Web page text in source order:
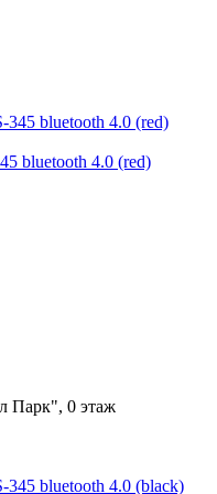
bluetooth 4.0 (red)
Парк", 0 этаж